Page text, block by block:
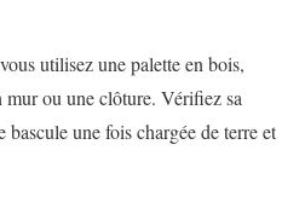
utilisez une palette en bois,
ou une clôture. Vérifiez sa
une fois chargée de terre et